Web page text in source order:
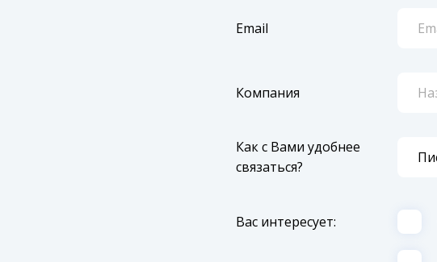
Email
Компания
Как с Вами удобнее
связаться?
Вас интересует: